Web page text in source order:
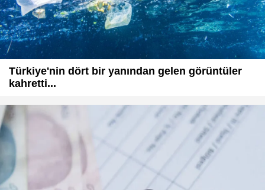
Türkiye'nin dört bir yanından gelen görüntüler
kahretti...